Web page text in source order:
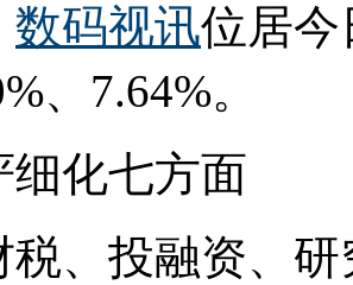
数码视讯位居今
、7.64%。
细化七方面
税、投融资、